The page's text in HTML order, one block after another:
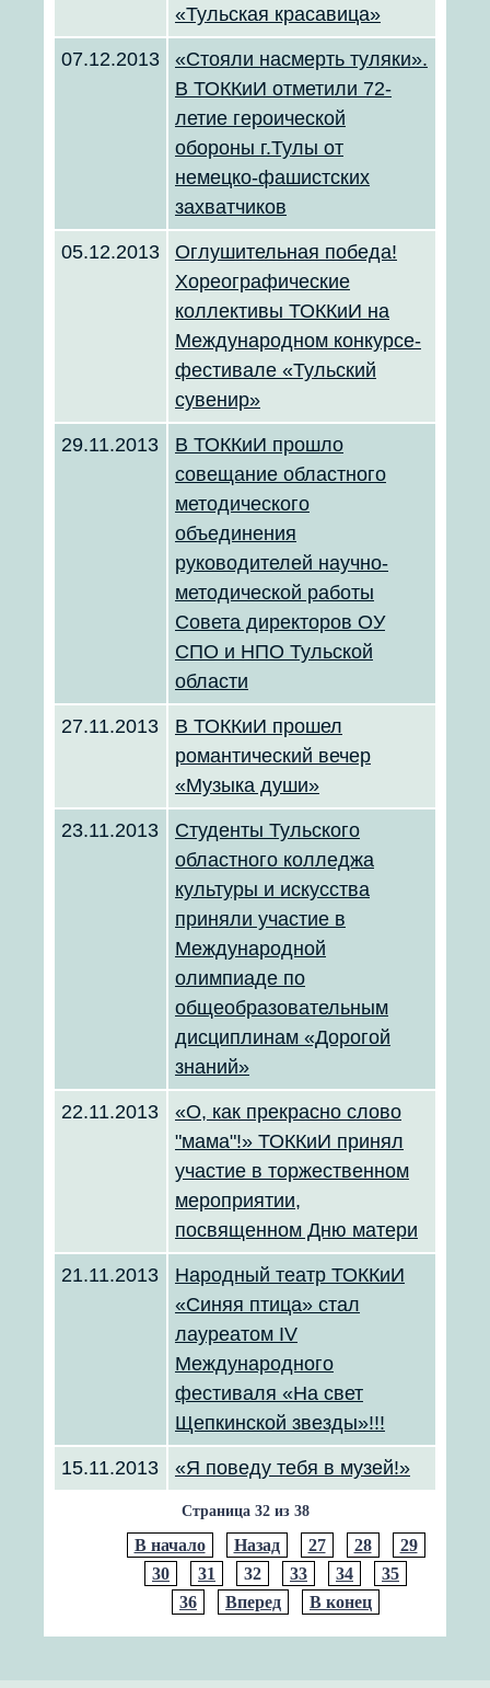
«Тульская красавица»
07.12.2013
«Стояли насмерть туляки».
В ТОККиИ отметили 72-
летие героической
обороны г.Тулы от
немецко-фашистских
захватчиков
05.12.2013
Оглушительная победа!
Хореографические
коллективы ТОККиИ на
Международном конкурсе-
фестивале «Тульский
сувенир»
29.11.2013
В ТОККиИ прошло
совещание областного
методического
объединения
руководителей научно-
методической работы
Совета директоров ОУ
СПО и НПО Тульской
области
27.11.2013
В ТОККиИ прошел
романтический вечер
«Музыка души»
23.11.2013
Студенты Тульского
областного колледжа
культуры и искусства
приняли участие в
Международной
олимпиаде по
общеобразовательным
дисциплинам «Дорогой
знаний»
22.11.2013
«О, как прекрасно слово
"мама"!» ТОККиИ принял
участие в торжественном
мероприятии,
посвященном Дню матери
21.11.2013
Народный театр ТОККиИ
«Синяя птица» стал
лауреатом IV
Международного
фестиваля «На свет
Щепкинской звезды»!!!
15.11.2013 «Я поведу тебя в музей!»
Страница 32 из 38
В начало Назад 27 28
29
30
31 32 33 34
35
36
Вперед В конец